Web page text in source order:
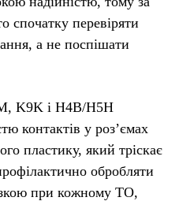
спочатку перевіряти
а не поспішати
K9K і H4B/H5H
контактів у роз’ємах
пластику, який тріскає
обробляти
при кожному ТО,